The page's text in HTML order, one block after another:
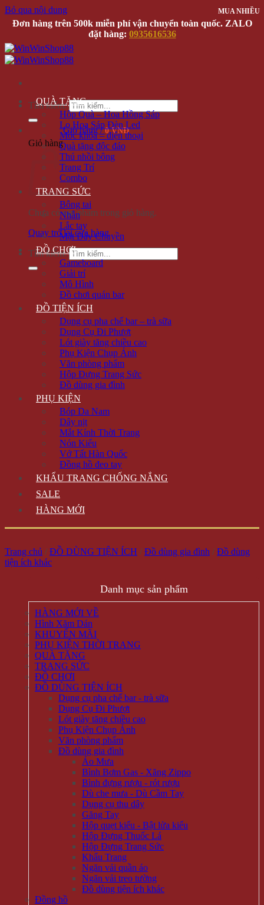
Bỏ qua nội dung
Đơn hàng trên 500k miễn phí vận chuyển toàn quốc. ZALO
đặt hàng: 0935616536
Tìm kiếm:
Giỏ hàng /0 VNĐ
Giỏ hàng
Chưa có sản phẩm trong giỏ hàng.
Quay trở lại cửa hàng
Tìm kiếm:
QUÀ TẶNG
Hộp Quà – Hoa Hồng Sáp
Lọ Hoa Sáp Đèn Led
Móc khóa – điện thoại
Quà tặng độc đáo
Thú nhồi bông
Trang Trí
Combo
TRANG SỨC
Bông tai
Nhẫn
Lắc tay
Mặt Dây Chuyền
ĐỒ CHƠI
Gameboard
Giải trí
Mô Hình
Đồ chơi quán bar
ĐỒ TIỆN ÍCH
Dụng cụ pha chế bar – trà sữa
Dụng Cụ Đi Phượt
Lót giày tăng chiều cao
Phụ Kiện Chụp Ảnh
Văn phòng phẩm
Hộp Đựng Trang Sức
Đồ dùng gia đình
PHỤ KIỆN
Bóp Da Nam
Dây nịt
Mắt Kính Thời Trang
Nón Kiểu
Vớ Tất Hàn Quốc
Đồng hồ đeo tay
KHẨU TRANG CHỐNG NẮNG
SALE
HÀNG MỚI
Trang chủ / ĐỒ DÙNG TIỆN ÍCH / Đồ dùng gia đình / Đồ dùng
tiện ích khác
Danh mục sản phẩm
HÀNG MỚI VỀ
Hình Xăm Dán
KHUYẾN MÃI
PHỤ KIỆN THỜI TRANG
QUÀ TẶNG
TRANG SỨC
ĐỒ CHƠI
ĐỒ DÙNG TIỆN ÍCH
Dụng cụ pha chế bar - trà sữa
Dụng Cụ Đi Phượt
Lót giày tăng chiều cao
Phụ Kiện Chụp Ảnh
Văn phòng phẩm
Đồ dùng gia đình
Áo Mưa
Bình Bơm Gas - Xăng Zippo
Bình đựng rượu - rót rượu
Dù che mưa - Dù Cầm Tay
Dụng cụ thu dây
Găng Tay
Hộp quẹt kiểu - Bật lửa kiểu
Hộp Đựng Thuốc Lá
Hộp Đựng Trang Sức
Khẩu Trang
Ngăn vải quần áo
Ngăn vải treo tường
Đồ dùng tiện ích khác
Đồng hồ
MUA NHIỀU